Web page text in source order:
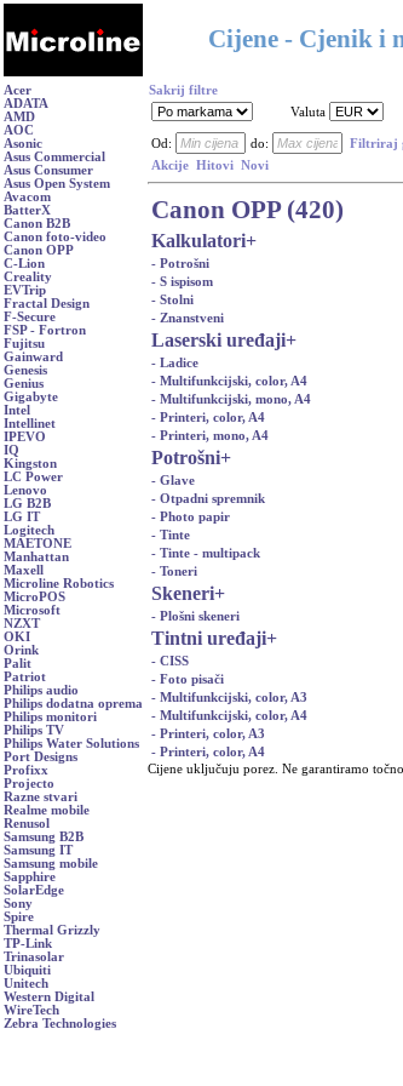
Cijene - Cjenik i
Acer
ADATA
AMD
AOC
Asonic
Asus Commercial
Asus Consumer
Asus Open System
Avacom
BatterX
Canon B2B
Canon foto-video
Canon OPP
C-Lion
Creality
EVTrip
Fractal Design
F-Secure
FSP - Fortron
Fujitsu
Gainward
Genesis
Genius
Gigabyte
Intel
Intellinet
IPEVO
IQ
Kingston
LC Power
Lenovo
LG B2B
LG IT
Logitech
MAETONE
Manhattan
Maxell
Microline Robotics
MicroPOS
Microsoft
NZXT
OKI
Orink
Palit
Patriot
Philips audio
Philips dodatna oprema
Philips monitori
Philips TV
Philips Water Solutions
Port Designs
Profixx
Projecto
Razne stvari
Realme mobile
Renusol
Samsung B2B
Samsung IT
Samsung mobile
Sapphire
SolarEdge
Sony
Spire
Thermal Grizzly
TP-Link
Trinasolar
Ubiquiti
Unitech
Western Digital
WireTech
Zebra Technologies
Sakrij filtre
Valuta
Od: do:
Filtriraj
Akcije Hitovi Novi
Canon OPP (420)
Kalkulatori+
- Potrošni
- S ispisom
- Stolni
- Znanstveni
Laserski uređaji+
- Ladice
- Multifunkcijski, color, A4
- Multifunkcijski, mono, A4
- Printeri, color, A4
- Printeri, mono, A4
Potrošni+
- Glave
- Otpadni spremnik
- Photo papir
- Tinte
- Tinte - multipack
- Toneri
Skeneri+
- Plošni skeneri
Tintni uređaji+
- CISS
- Foto pisači
- Multifunkcijski, color, A3
- Multifunkcijski, color, A4
- Printeri, color, A3
- Printeri, color, A4
Cijene uključuju porez. Ne garantiramo